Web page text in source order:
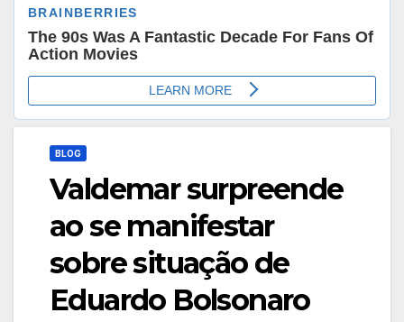
BLOG
Valdemar surpreende
ao se manifestar
sobre situação de
Eduardo Bolsonaro